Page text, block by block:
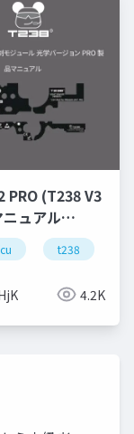
PRO (T238 V3
ュアル
日本語版
t238
4.2K